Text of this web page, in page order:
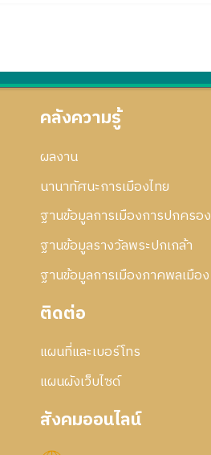
คลังความรู้
ผลงาน
นานาทัศนะการเมืองไทย
ฐานข้อมูลการเมืองการปกครอง
ฐานข้อมูลรางวัลพระปกเกล้า
ฐานข้อมูลการเมืองภาคพลเมือง
ติดต่อ
แผนที่และเบอร์โทร
แผนผังเว็บไซด์
สังคมออนไลน์